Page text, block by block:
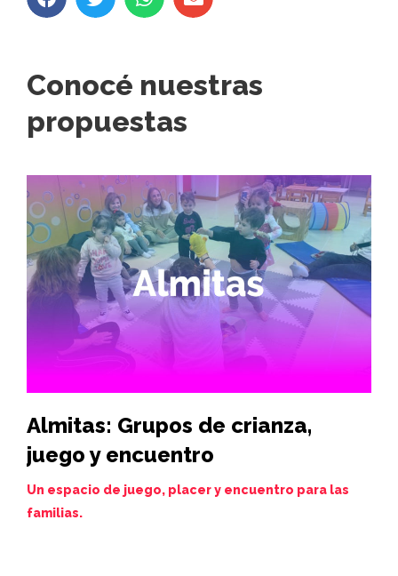
Conocé nuestras
propuestas
Almitas: Grupos de crianza,
juego y encuentro
Un espacio de juego, placer y encuentro para las
familias.